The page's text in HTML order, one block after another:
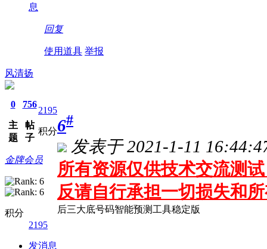
息
回复
使用道具 举报
风清扬
0
主
题
756
帖
子
2195
积分
金牌会员
积分
2195
发消息
6#
发表于 2021-1-11
所有资源仅供技术交流测
反请自行承担一切损失和
后三大底号码智能预测工具稳定版